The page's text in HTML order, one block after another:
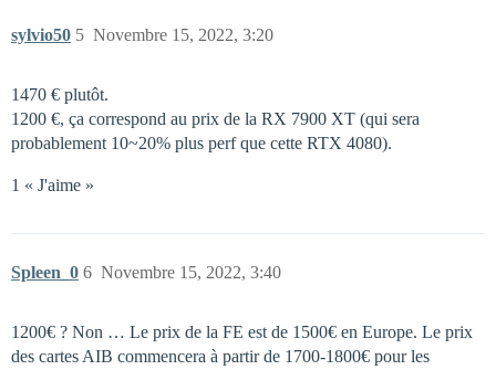
sylvio50 Novembre 15, 2022, 3:20
5
1470 € plutôt.
1200 €, ça correspond au prix de la RX 7900 XT (qui sera
probablement 10~20% plus perf que cette RTX 4080).
1 « J'aime »
Spleen_0 Novembre 15, 2022, 3:40
6
1200€ ? Non … Le prix de la FE est de 1500€ en Europe. Le prix
des cartes AIB commencera à partir de 1700-1800€ pour les